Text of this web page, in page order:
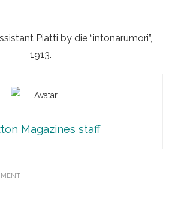
Piatti by die “intonarumori”,
1913.
Magazines staff